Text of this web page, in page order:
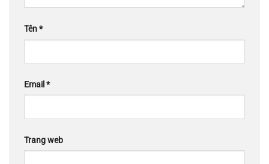
Tên*
Email *
Trang web